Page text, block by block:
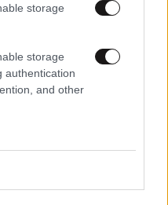
storage
storage
authentication
and other